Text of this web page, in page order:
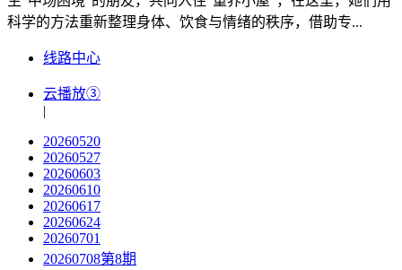
科学的方法重新整理身体、饮食与情绪的秩序，借助专...
线路中心
云播放③
|
20260520
20260527
20260603
20260610
20260617
20260624
20260701
20260708第8期